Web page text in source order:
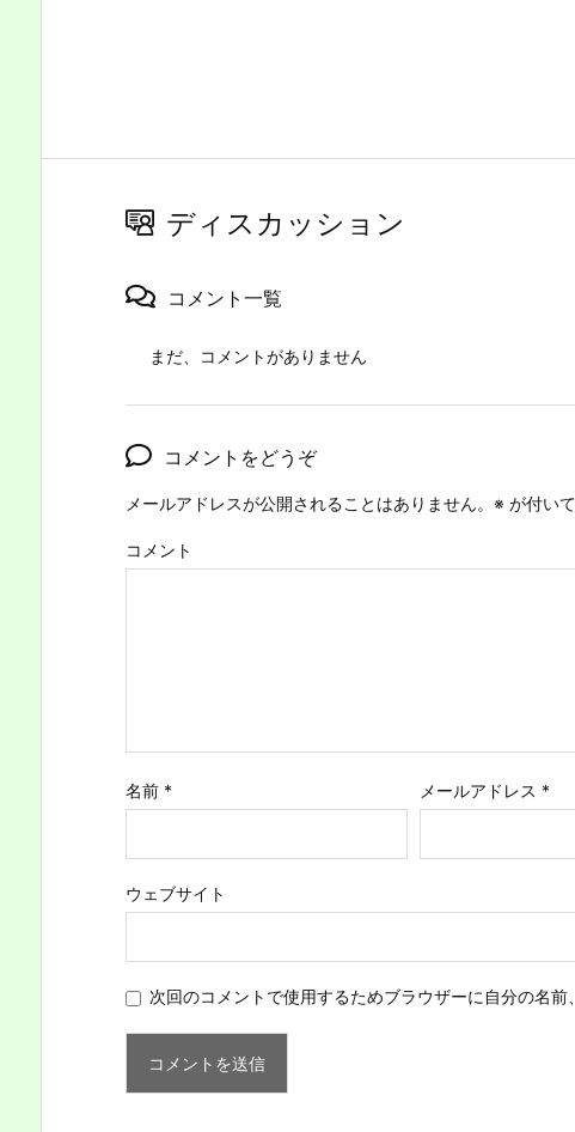
ディスカッション
コメント一覧
まだ、コメントがありません
コメントをどうぞ
メールアドレスが公開されることはありません。 ※ が付い
コメント
名前 * メールアドレス *
ウェブサイト
次回のコメントで使用するためブラウザーに自分の名前